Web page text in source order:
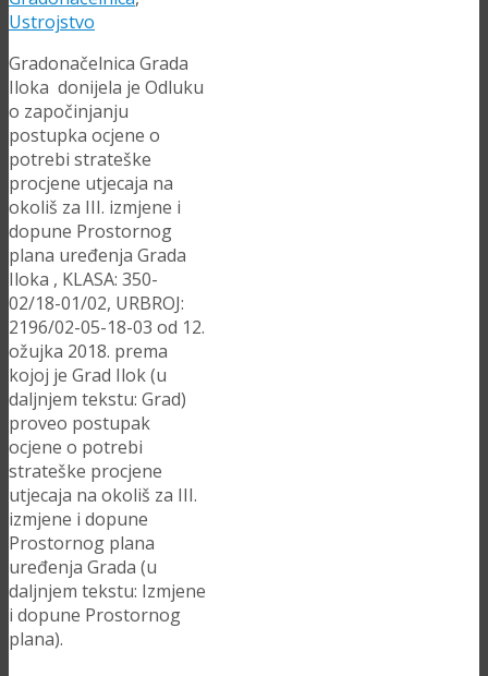
Ustrojstvo
Gradonačelnica Grada
Iloka donijela je Odluku
o započinjanju
postupka ocjene o
potrebi strateške
procjene utjecaja na
okoliš za III. izmjene i
dopune Prostornog
plana uređenja Grada
Iloka , KLASA: 350-
02/18-01/02, URBROJ:
2196/02-05-18-03 od 12.
ožujka 2018. prema
kojoj je Grad Ilok (u
daljnjem tekstu: Grad)
proveo postupak
ocjene o potrebi
strateške procjene
utjecaja na okoliš za III.
izmjene i dopune
Prostornog plana
uređenja Grada (u
daljnjem tekstu: Izmjene
i dopune Prostornog
plana).